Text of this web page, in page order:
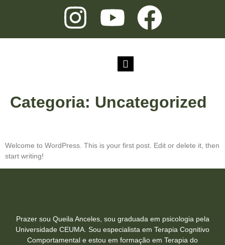
Categoria: Uncategorized
Welcome to WordPress. This is your first post. Edit or delete it, then
start writing!
Prazer sou Queila Anceles, sou graduada em psicologia pela
Universidade CEUMA. Sou especialista em Terapia Cognitivo
Comportamental e estou em formação em Terapia do